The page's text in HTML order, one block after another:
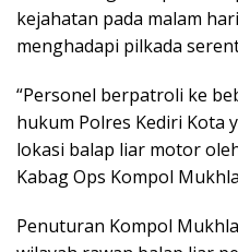
kejahatan pada malam
menghadapi pilkada
“Personel berpatroli ke
hukum Polres Kediri Kota
lokasi balap liar motor
Kabag Ops Kompol
Penuturan Kompol